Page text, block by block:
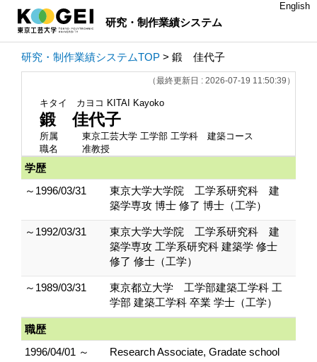
研究・制作業績システム
English
研究・制作業績システムTOP > 鍛 佳代子
（最終更新日 : 2026-07-19 11:50:39）
キタイ カヨコ KITAI Kayoko
鍛 佳代子
所属
東京工芸大学 工学部 工学科 建築コース
職名
准教授
学歴
～1996/03/31
東京大学大学院 工学系研究科 建
築学専攻 博士 修了 博士（工学）
～1992/03/31
東京大学大学院 工学系研究科 建
築学専攻 工学系研究科 建築学 修士
修了 修士（工学）
～1989/03/31
東京都立大学 工学部建築工学科 工
学部 建築工学科 卒業 学士（工学）
職歴
1996/04/01 ～
Research Associate, Gradate school